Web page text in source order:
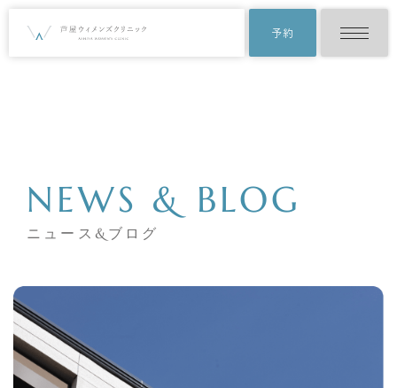
予約
NEWS & BLOG
ニュース&ブログ